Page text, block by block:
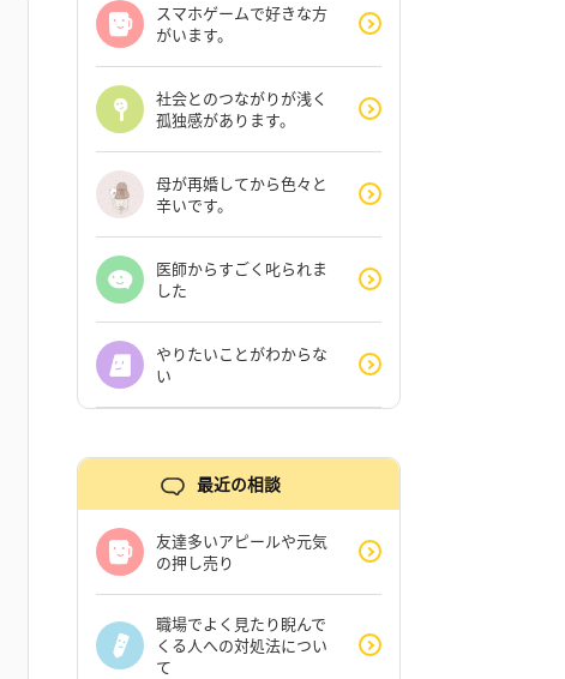
スマホゲームで好きな方
がいます。
社会とのつながりが浅く
孤独感があります。
母が再婚してから色々と
辛いです。
医師からすごく叱られま
した
やりたいことがわからな
い
最近の相談
友達多いアピールや元気
の押し売り
職場でよく見たり睨んで
くる人への対処法につい
て